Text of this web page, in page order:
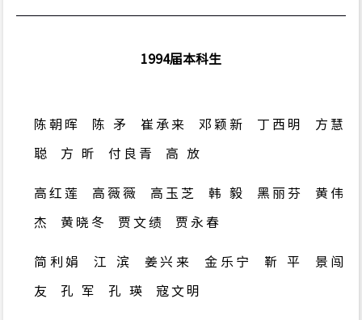
1994届本科生
陈朝晖 陈 矛 崔承来 邓颖新 丁西明 方慧
聪 方 昕 付良青 高 放
高红莲 高薇薇 高玉芝 韩 毅 黑丽芬 黄伟
杰 黄晓冬 贾文绩 贾永春
简利娟 江 滨 姜兴来 金乐宁 靳 平 景闯
友 孔 军 孔 瑛 寇文明